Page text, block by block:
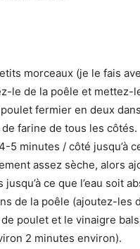
morceaux (je le fais
le de la poêle et mettez-
fermier en deux
farine de tous les côtés.
5 minutes / côté jusqu’à
assez sèche, alors
ce que l’eau soit
de la poêle (ajoutez-les
poulet et le vinaigre
2 minutes environ).